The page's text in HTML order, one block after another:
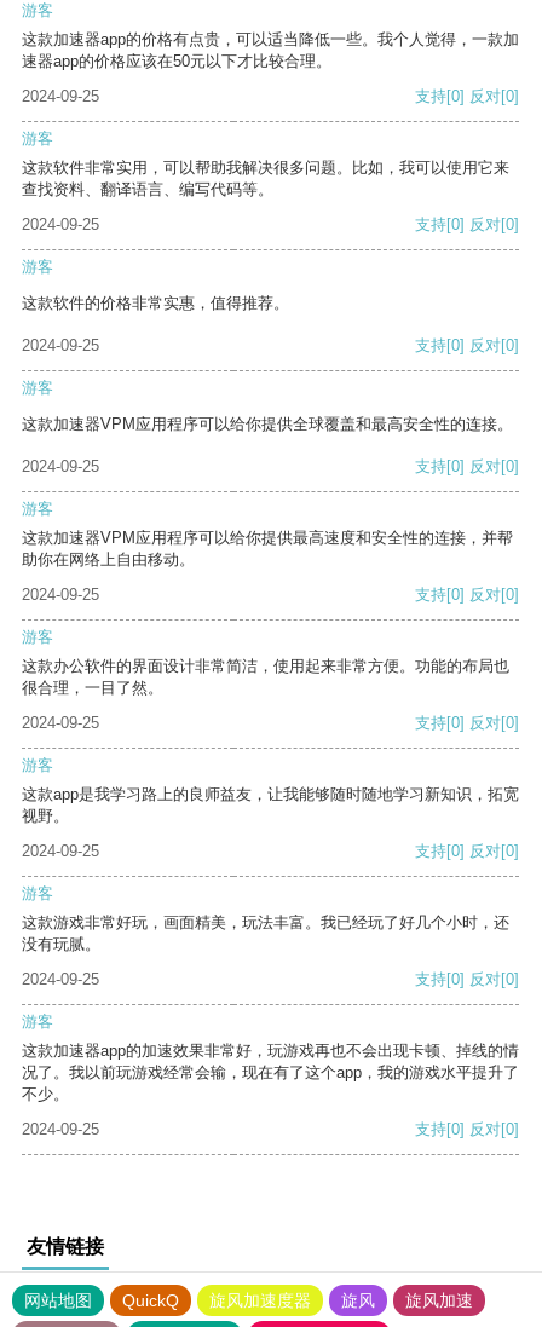
游客
这款加速器app的价格有点贵，可以适当降低一些。我个人觉得，一款加
速器app的价格应该在50元以下才比较合理。
2024-09-25
支持[0] 反对[0]
游客
这款软件非常实用，可以帮助我解决很多问题。比如，我可以使用它来
查找资料、翻译语言、编写代码等。
2024-09-25
支持[0] 反对[0]
游客
这款软件的价格非常实惠，值得推荐。
2024-09-25 支持[0] 反对[0]
游客
这款加速器VPM应用程序可以给你提供全球覆盖和最高安全性的连接。
2024-09-25 支持[0] 反对[0]
游客
这款加速器VPM应用程序可以给你提供最高速度和安全性的连接，并帮
助你在网络上自由移动。
2024-09-25
支持[0] 反对[0]
游客
这款办公软件的界面设计非常简洁，使用起来非常方便。功能的布局也
很合理，一目了然。
2024-09-25
支持[0] 反对[0]
游客
这款app是我学习路上的良师益友，让我能够随时随地学习新知识，拓宽
视野。
2024-09-25
支持[0] 反对[0]
游客
这款游戏非常好玩，画面精美，玩法丰富。我已经玩了好几个小时，还
没有玩腻。
2024-09-25
支持[0] 反对[0]
游客
这款加速器app的加速效果非常好，玩游戏再也不会出现卡顿、掉线的情
况了。我以前玩游戏经常会输，现在有了这个app，我的游戏水平提升了
不少。
2024-09-25
支持[0] 反对[0]
友情链接
网站地图 QuickQ 旋风加速度器 旋风 旋风加速